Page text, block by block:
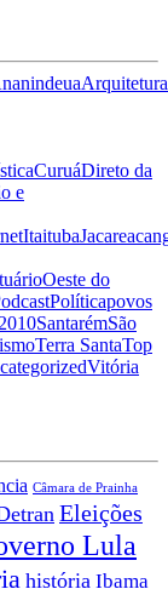
Arquitetura
CuruáDireto da
e
Itaituba
Oeste do
Políticapovos
SantarémSão
Terra SantaTop
Vitória
Câmara de Prainha
Eleições
Lula
história Ibama